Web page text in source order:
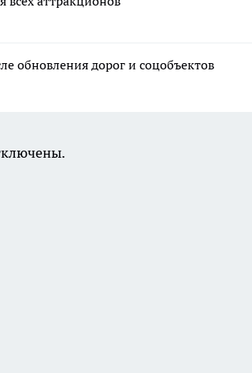
обновления дорог и соцобъектов